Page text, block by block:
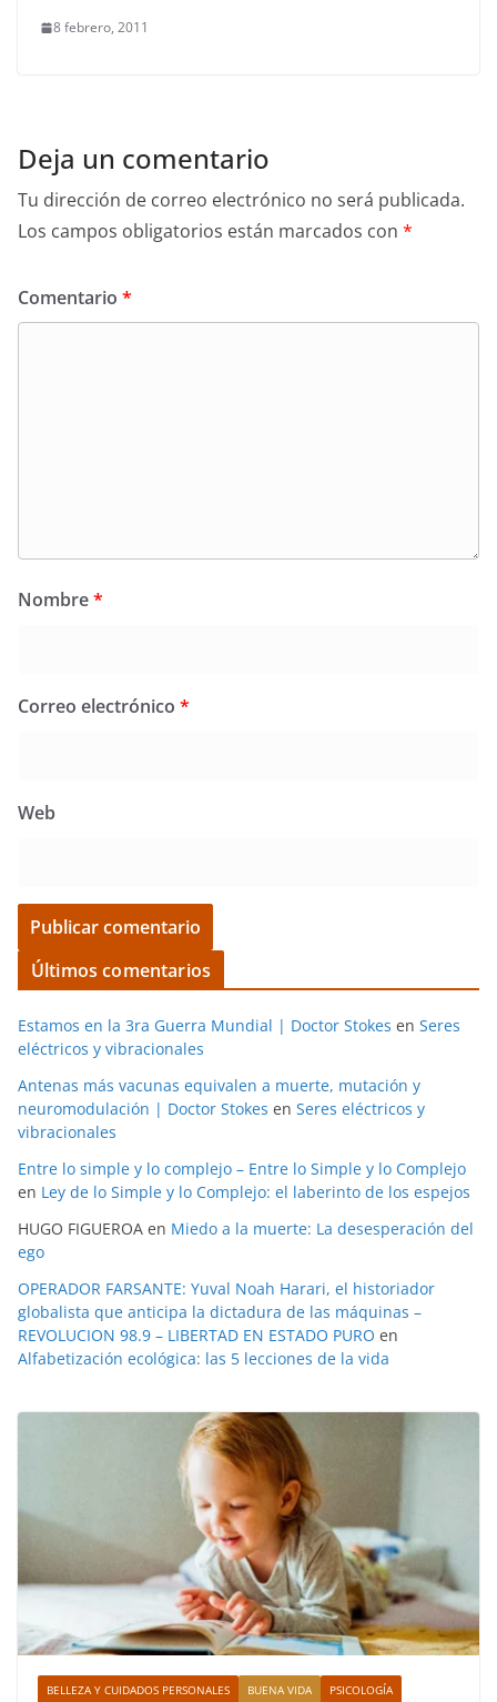
8 febrero, 2011
Deja un comentario
Tu dirección de correo electrónico no será publicada.
Los campos obligatorios están marcados con *
Comentario *
Nombre*
Correo electrónico *
Web
Últimos comentarios
Estamos en la 3ra Guerra Mundial | Doctor Stokes en Seres
eléctricos y vibracionales
Antenas más vacunas equivalen a muerte, mutación y
neuromodulación | Doctor Stokes en Seres eléctricos y
vibracionales
Entre lo simple y lo complejo – Entre lo Simple y lo Complejo
en Ley de lo Simple y lo Complejo: el laberinto de los espejos
HUGO FIGUEROA en Miedo a la muerte: La desesperación del
ego
OPERADOR FARSANTE: Yuval Noah Harari, el historiador
globalista que anticipa la dictadura de las máquinas –
REVOLUCION 98.9 – LIBERTAD EN ESTADO PURO en
Alfabetización ecológica: las 5 lecciones de la vida
BELLEZA Y CUIDADOS PERSONALES BUENA VIDA PSICOLOGÍA